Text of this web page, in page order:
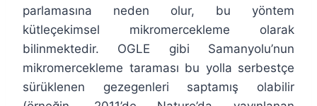
parlamasına neden olur, bu yöntem
kütleçekimsel mikromercekleme olarak
bilinmektedir. OGLE gibi Samanyolu’nun
mikromercekleme taraması bu yolla serbestçe
sürüklenen gezegenleri saptamış olabilir